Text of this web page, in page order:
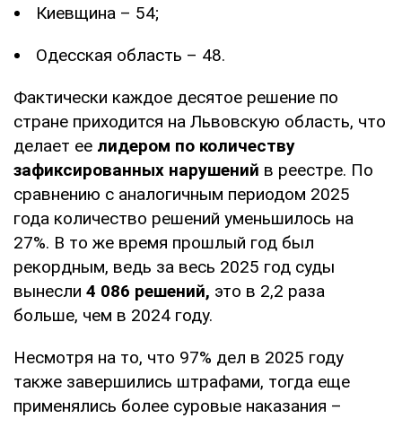
Киевщина – 54;
Одесская область – 48.
Фактически каждое десятое решение по
стране приходится на Львовскую область, что
делает ее лидером по количеству
зафиксированных нарушений в реестре. По
сравнению с аналогичным периодом 2025
года количество решений уменьшилось на
27%. В то же время прошлый год был
рекордным, ведь за весь 2025 год суды
вынесли 4 086 решений, это в 2,2 раза
больше, чем в 2024 году.
Несмотря на то, что 97% дел в 2025 году
также завершились штрафами, тогда еще
применялись более суровые наказания –